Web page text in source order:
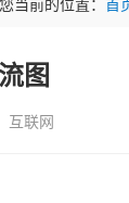
您当前的位置： 首
图
联网